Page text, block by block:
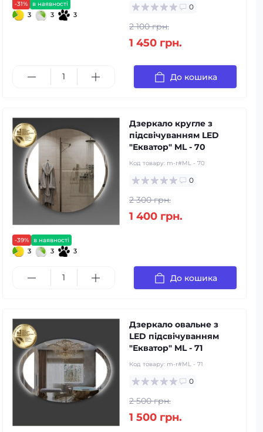
-31% в наявності
3 3 3
0
2 100 грн.
1 450 грн.
До кошика
-39% в наявності
3 3 3
Дзеркало кругле з
підсвічуванням LED
"Екватор" ML - 70
Код товару: m-r#ML - 70
0
2 300 грн.
1 400 грн.
До кошика
Дзеркало овальне з
LED підсвічуванням
"Екватор" ML - 71
Код товару: m-r#ML - 71
0
2 500 грн.
1 500 грн.